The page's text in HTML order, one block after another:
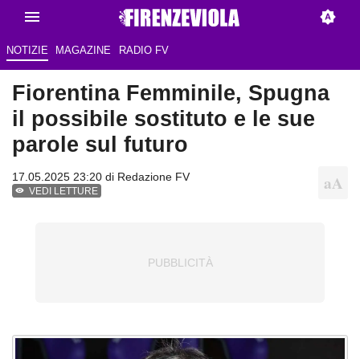
NOTIZIE MAGAZINE RADIO FV
Fiorentina Femminile, Spugna
il possibile sostituto e le sue
parole sul futuro
17.05.2025 23:20 di Redazione FV
VEDI LETTURE